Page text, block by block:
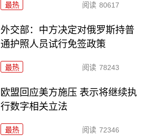
最热 阅读 80617
外交部：中方决定对俄罗斯持普
通护照人员试行免签政策
最热 阅读 78243
欧盟回应美方施压 表示将继续执
行数字相关立法
最热 阅读 72346